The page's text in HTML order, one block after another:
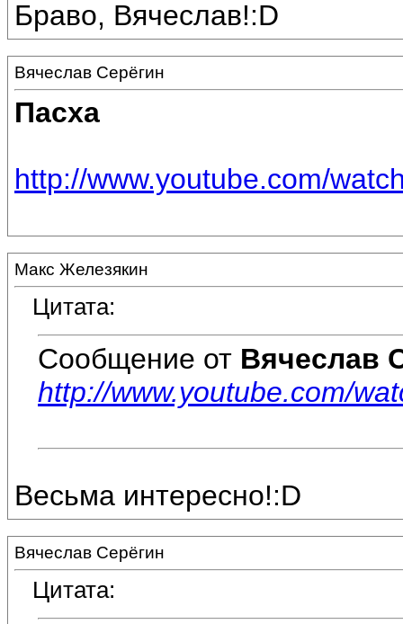
Браво, Вячеслав!:D
Вячеслав Серёгин
Пасха
http://www.youtube.com/
Макс Железякин
Цитата:
Сообщение от Вячеслав
http://www.youtube.com/
Весьма интересно!:D
Вячеслав Серёгин
Цитата: